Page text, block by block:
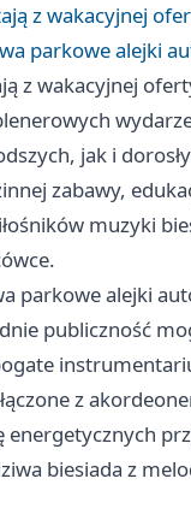
z wakacyjnej
parkowe alejki
z wakacyjnej
jak i
zabawy,
muzyki
parkowe alejki
publiczność
z
energetycznych
biesiada z